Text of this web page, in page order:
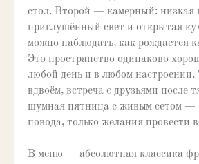
стол. Второй — камерный: низкая
приглушённый свет и открытая
можно наблюдать, как рождается
Это пространство одинаково
любой день и в любом
вдвоём, встреча с друзьями после
шумная пятница с живым сетом —
повода, только желания провести
В меню — абсолютная классика